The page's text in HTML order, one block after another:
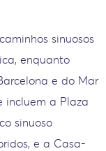
sinuosos
enquanto
e do Mar
incluem a Plaza
sinuoso
e a Casa-